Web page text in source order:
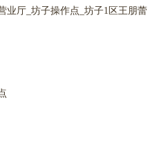
业厅_坊子操作点_坊子1区王朋蕾